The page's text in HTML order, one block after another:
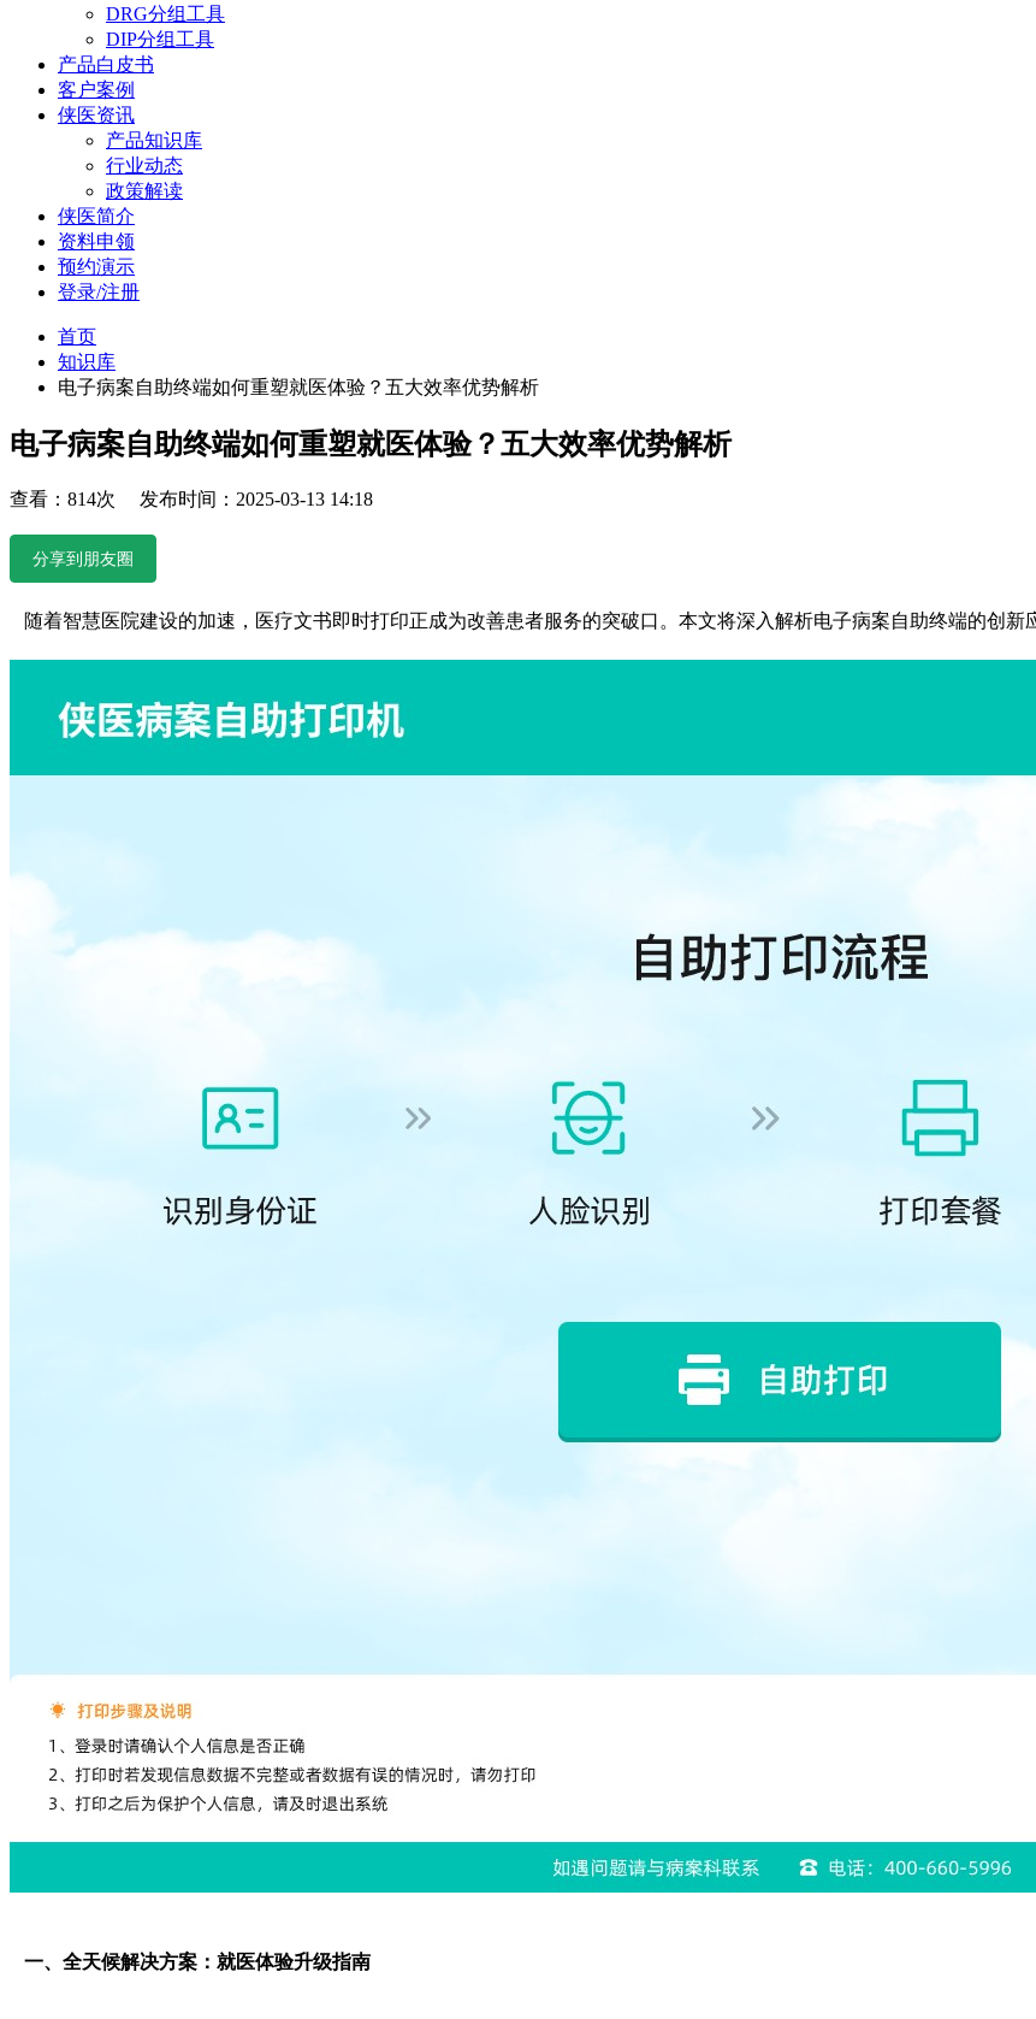
DRG分组工具
DIP分组工具
产品白皮书
客户案例
侠医资讯
产品知识库
行业动态
政策解读
侠医简介
资料申领
预约演示
登录/注册
首页
知识库
电子病案自助终端如何重塑就医体验？五大效率优势解析
电子病案自助终端如何重塑就医体验？五大效率优势解析
查看：814次 发布时间：2025-03-13 14:18
分享到朋友圈
随着智慧医院建设的加速，医疗文书即时打印正成为改善患者服务的突破口。本文将深入解析电子病案自助终端的创新
一、全天候解决方案：就医体验升级指南